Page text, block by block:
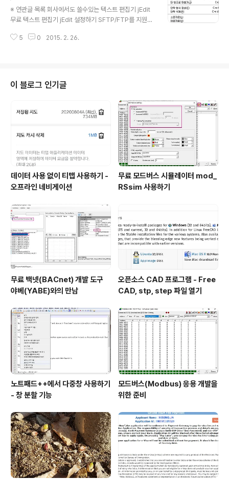
기능 사용하기 jEdit 묶음과 접기 기능 사용하기 BeanSh
ell과 매크로, 문제 해결 도구 활용하기 - jEdit 무료 텍스트
할 때 유용한 기능이 바로 묶음과 접기 입니다. 엑셀같은 ..
※ 연관글 목록 회사에서도 쓸수있는 텍스트 편집기 jEdit
무료 텍스트 편집기 jEdit 설정하기 SFTP/FTP를 지원하
으로 라인 정렬하기 jEdit 마커 활용하기 jEdit 액션 스크립
기능 사용하기 jEdit 묶음과 접기 기능 사용하기 BeanSh
ell과 매크로, 문제 해결 도구 활용하기 - jEdit 무료 텍스트
편집기 jEdit 한글판 배포 이번 포스팅은 편집창에서 자주
사용하는 기능은 아니지만 알아두면 편리한 추가 편집 기
5 0 2015. 2. 26.
이 블로그 인기글
데이터 사용 없이 티맵 사용하기 -
오프라인 네비게이션
무료 모드버스 시뮬레이터 mod_
RSsim 사용하기
무료 백넷(BACnet) 개발 도구
야베(YABE)와의 만남
오픈소스 CAD 프로그램 - Free
CAD, stp, step 파일 열기
노트패드++에서 다중창 사용하기
- 창 분할 기능
모드버스(Modbus) 응용 개발을
위한 준비